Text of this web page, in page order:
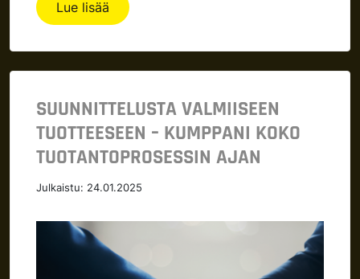
Lue lisää
SUUNNITTELUSTA VALMIISEEN
TUOTTEESEEN – KUMPPANI KOKO
TUOTANTOPROSESSIN AJAN
Julkaistu: 24.01.2025